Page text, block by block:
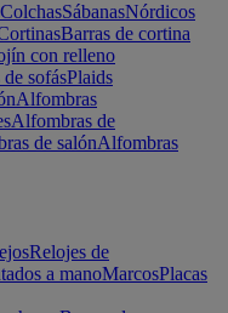
ColchasSábanasNórdicos
Barras de cortina
con relleno
sofásPlaids
Alfombras
Alfombras de
de salónAlfombras
Relojes de
a manoMarcosPlacas